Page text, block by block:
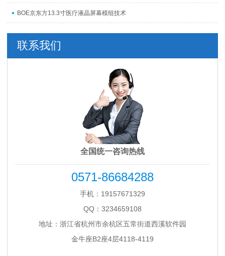
BOE京东方13.3寸医疗液晶屏幕模组技术
联系我们
全国统一咨询热线
0571-86684288
手机：19157671329
QQ：3234659108
地址：浙江省杭州市余杭区五常街道西溪软件园
金牛座B2座4层4118-4119